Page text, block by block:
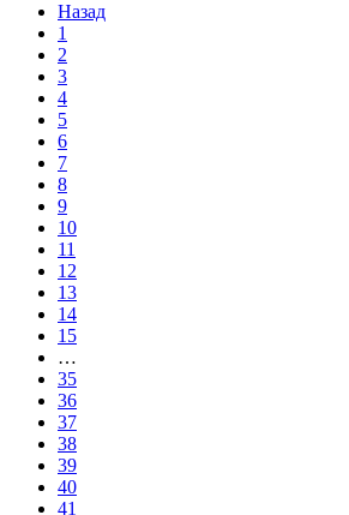
Назад
1
2
3
4
5
6
7
8
9
10
11
12
13
14
15
…
35
36
37
38
39
40
41